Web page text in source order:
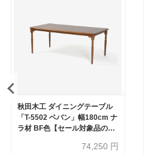
秋田木工 ダイニングテーブル
「T-5502 ベバン」幅180cm ナ
ラ材 BF色【セール対象品のた
74,250 円